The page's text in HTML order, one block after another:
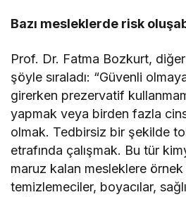
Bazı mesleklerde risk
Prof. Dr. Fatma Bozkurt,
şöyle sıraladı: “Güvenli
girerken prezervatif
yapmak veya birden fazla
olmak. Tedbirsiz bir şekilde
etrafında çalışmak. Bu tür
maruz kalan mesleklere
temizlemeciler, boyacılar,